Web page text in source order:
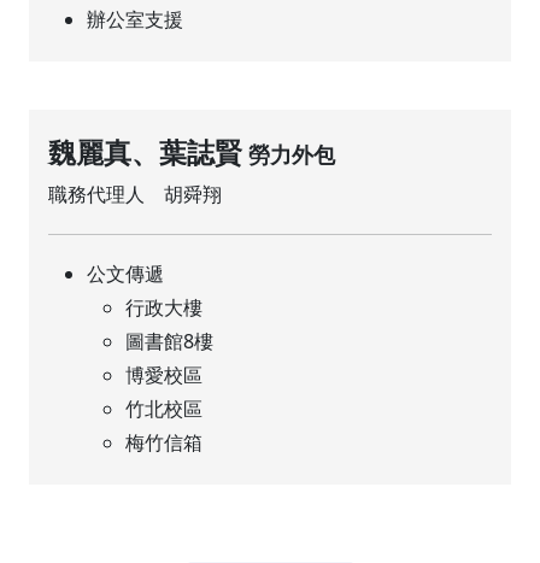
辦公室支援
魏麗真、葉誌賢 勞力外包
職務代理人 胡舜翔
公文傳遞
行政大樓
圖書館8樓
博愛校區
竹北校區
梅竹信箱